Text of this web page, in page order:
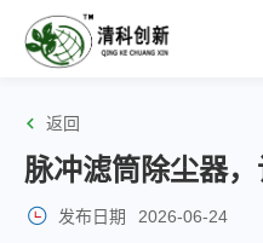
返回
脉冲滤筒除尘器
发布日期 2026-06-24